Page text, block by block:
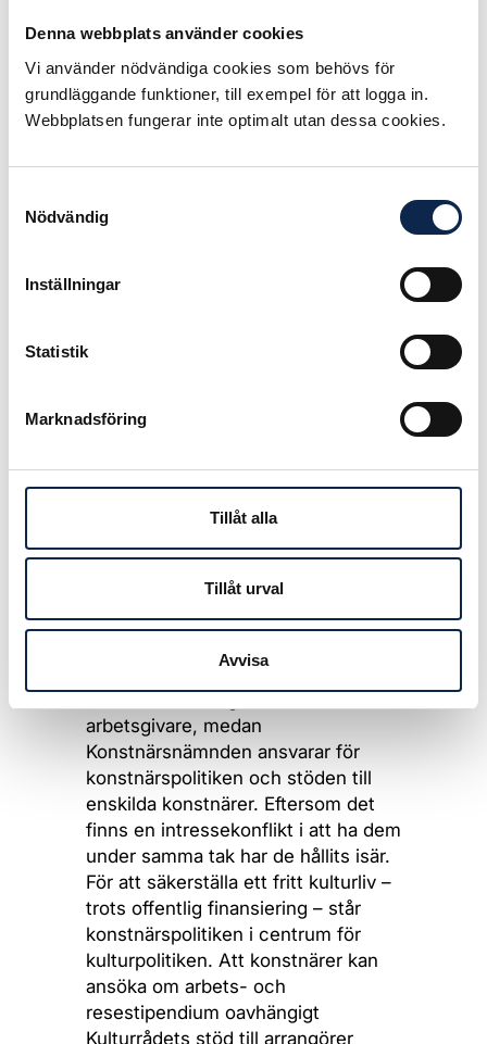
Denna webbplats använder cookies
Vi använder nödvändiga cookies som behövs för
grundläggande funktioner, till exempel för att logga in.
Webbplatsen fungerar inte optimalt utan dessa cookies.
Nödvändig
Inställningar
Statistik
Marknadsföring
Tillåt alla
Tillåt urval
Avvisa
synnerhet nu.
Regeringen har uppdragit åt de båda
myndigheterna att utreda hur en
sammanslagning skulle gå till och
menas i detta fall att den mindre
bägge myndigheterna sin
större myndighet.
betydligt mer kritiska. De
ekonomiska effektivitetsvinsterna
bedöms som minimala, men den
huvudsakliga kritiken handlar om
Konstnärlig frihet är själva kärnan i
arbetsgivare, medan
Konstnärsnämnden ansvarar för
konstnärspolitiken och stöden till
enskilda konstnärer. Eftersom det
finns en intressekonflikt i att ha dem
under samma tak har de hållits isär.
För att säkerställa ett fritt kulturliv –
trots offentlig finansiering – står
konstnärspolitiken i centrum för
kulturpolitiken. Att konstnärer kan
ansöka om arbets- och
resestipendium oavhängigt
Kulturrådets stöd till arrangörer